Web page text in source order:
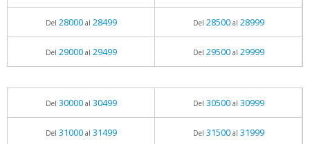
Del 28000al 28499 Del 28500al 28999
Del 29000al 29499 Del 29500al 29999
Del 30000al 30499 Del 30500al 30999
Del 31000al 31499 Del 31500al 31999